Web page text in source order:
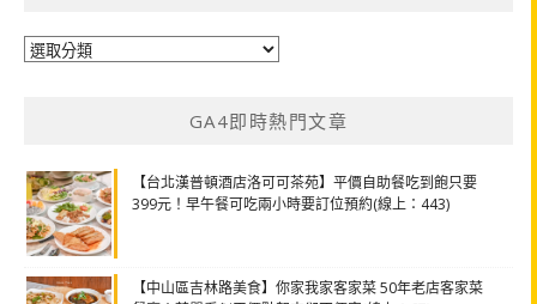
分
GA4即時熱門文章
【台北漢普頓酒店洛可可茶苑】平價自助餐吃到飽只要
399元！早午餐可吃兩小時要訂位預約(線上：443)
【中山區吉林路美食】你家我家客家菜 50年老店客家菜